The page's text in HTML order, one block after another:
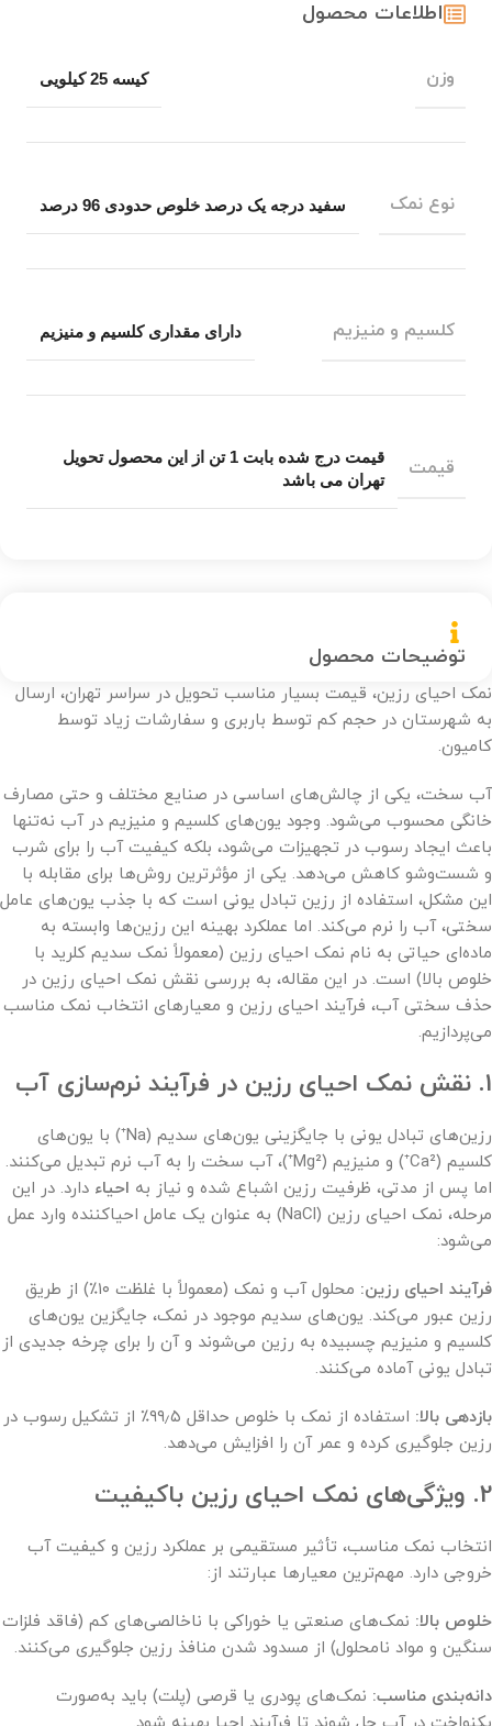
توضیحات محصول
نمک احیای رزین، قیمت بسیار مناسب تحویل در سراسر تهران، ارسال
به شهرستان در حجم کم توسط باربری و سفارشات زیاد توسط
کامیون.
آب سخت، یکی از چالش‌های اساسی در صنایع مختلف و حتی مصارف
خانگی محسوب می‌شود. وجود یون‌های کلسیم و منیزیم در آب نه‌تنها
باعث ایجاد رسوب در تجهیزات می‌شود، بلکه کیفیت آب را برای شرب
و شست‌وشو کاهش می‌دهد. یکی از مؤثرترین روش‌ها برای مقابله با
این مشکل، استفاده از رزین تبادل یونی است که با جذب یون‌های عامل
سختی، آب را نرم می‌کند. اما عملکرد بهینه این رزین‌ها وابسته به
ماده‌ای حیاتی به نام نمک احیای رزین (معمولاً نمک سدیم کلرید با
خلوص بالا) است. در این مقاله، به بررسی نقش نمک احیای رزین در
حذف سختی آب، فرآیند احیای رزین و معیارهای انتخاب نمک مناسب
می‌پردازیم.
1. نقش نمک احیای رزین در فرآیند نرم‌سازی آب
رزین‌های تبادل یونی با جایگزینی یون‌های سدیم (Na⁺) با یون‌های
کلسیم (Ca²⁺) و منیزیم (Mg²⁺)، آب سخت را به آب نرم تبدیل می‌کنند.
اما پس از مدتی، ظرفیت رزین اشباع شده و نیاز به احیاء دارد. در این
مرحله، نمک احیای رزین (NaCl) به عنوان یک عامل احیاکننده وارد عمل
می‌شود:
فرآیند احیای رزین:
محلول آب و نمک (معمولاً با غلظت ۱۰٪) از طریق
رزین عبور می‌کند. یون‌های سدیم موجود در نمک، جایگزین یون‌های
کلسیم و منیزیم چسبیده به رزین می‌شوند و آن را برای چرخه جدیدی از
تبادل یونی آماده می‌کنند.
بازدهی بالا:
استفاده از نمک با خلوص حداقل ۹۹٫۵٪ از تشکیل رسوب در
رزین جلوگیری کرده و عمر آن را افزایش می‌دهد.
2. ویژگی‌های نمک احیای رزین باکیفیت
انتخاب نمک مناسب، تأثیر مستقیمی بر عملکرد رزین و کیفیت آب
خروجی دارد. مهم‌ترین معیارها عبارتند از:
خلوص بالا: نمک‌های صنعتی یا خوراکی با ناخالصی‌های کم (فاقد فلزات
سنگین و مواد نامحلول) از مسدود شدن منافذ رزین جلوگیری می‌کنند.
دانه‌بندی مناسب: نمک‌های پودری یا قرصی (پلت) باید به‌صورت
اطلاعات محصول
وزن کیسه 25 کیلویی
نوع نمک سفید درجه یک درصد خلوص حدودی 96 درصد
کلسیم و منیزیم دارای مقداری کلسیم و منیزیم
قیمت
قیمت درج شده بابت 1 تن از این محصول تحویل
تهران می باشد